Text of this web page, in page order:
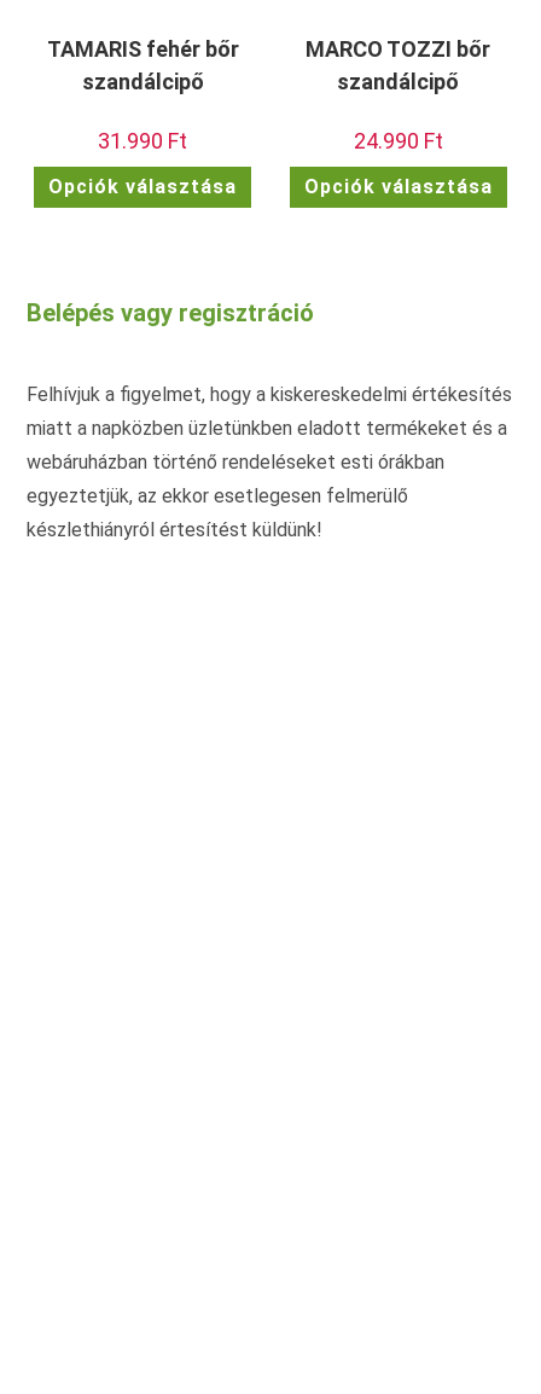
TAMARIS fehér bőr
szandálcipő
31.990 Ft
Opciók választása
terméknek
a
termékoldalon
MARCO TOZZI bőr
szandálcipő
24.990 Ft
Opciók választása
Belépés vagy regisztráció
Felhívjuk a figyelmet, hogy a kiskereskedelmi értékesítés
miatt a napközben üzletünkben eladott termékeket és a
webáruházban történő rendeléseket esti órákban
egyeztetjük, az ekkor esetlegesen felmerülő
készlethiányról értesítést küldünk!